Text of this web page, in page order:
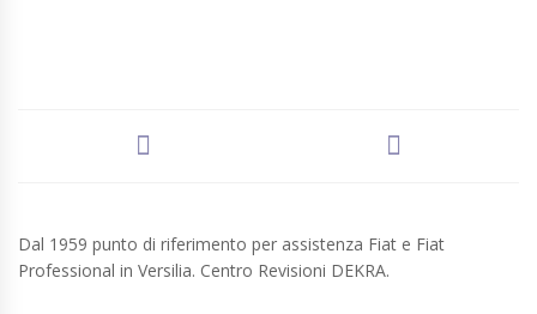
Dal 1959 punto di riferimento per assistenza Fiat e Fiat
Professional in Versilia. Centro Revisioni DEKRA.